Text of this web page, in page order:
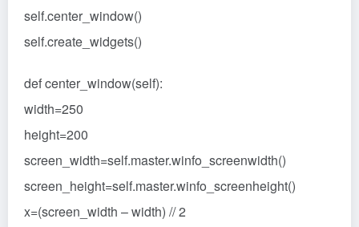
self.center_window()
self.create_widgets()
def center_window(self):
width=250
height=200
screen_width=self.master.winfo_screenwidth()
screen_height=self.master.winfo_screenheight()
x=(screen_width – width) // 2